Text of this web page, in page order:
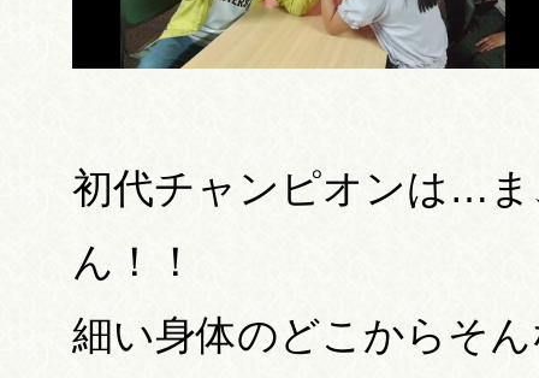
初代チャンピオンは…
ん！！
細い身体のどこからそ